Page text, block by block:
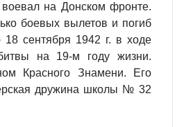
воевал на Донском фронте.
боевых вылетов и погиб
сентября 1942 г. в ходе
на 19-м году жизни.
Красного Знамени. Его
дружина школы № 32